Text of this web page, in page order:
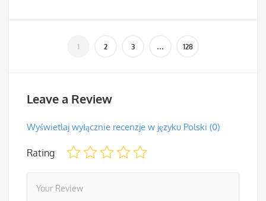
Leave a Review
Wyświetlaj wyłącznie recenzje w języku Polski (0)
Rating